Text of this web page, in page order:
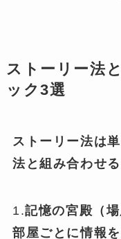
ストーリー法
ック3選
ストーリー法は
法と組み合わせ
1.記憶の宮殿（
部屋ごとに情報